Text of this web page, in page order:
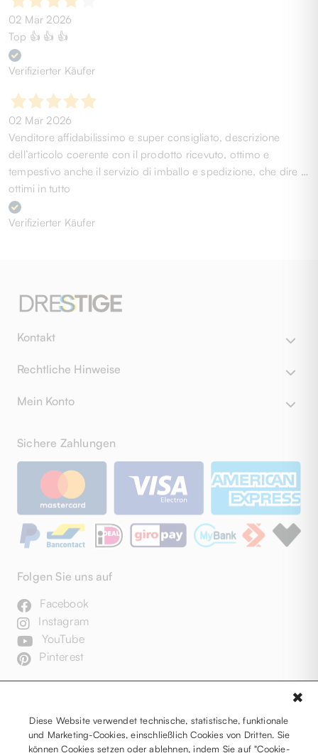
02 Mar 2026
Top 👍 👍 👍
Verifizierter Käufer
02 Mar 2026
Venditore affidabilissimo e super consigliato, descrizione
dell’articolo coerente con il prodotto ricevuto, ottimo e
tempestivo anche il servizio di imballo e spedizione, che dire …
ottimi in tutto
Verifizierter Käufer
Kontakt
Rechtliche Hinweise
Mein Konto
Sichere Zahlungen
Folgen Sie uns auf
Facebook
Instagram
YouTube
Pinterest
Diese Website verwendet technische, statistische, funktionale
und Marketing-Cookies, einschließlich Cookies von Dritten. Sie
können Cookies setzen oder ablehnen, indem Sie auf "Cookie-
✖